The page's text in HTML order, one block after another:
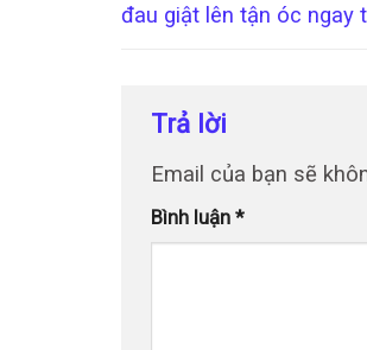
đau giật lên tận óc ngay
Trả lời
Email của bạn sẽ
Bình luận *